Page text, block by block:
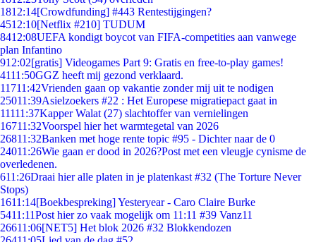
1812:14[Crowdfunding] #443 Rentestijgingen?
4512:10[Netflix #210] TUDUM
8412:08UEFA kondigt boycot van FIFA-competities aan vanwege
plan Infantino
912:02[gratis] Videogames Part 9: Gratis en free-to-play games!
4111:50GGZ heeft mij gezond verklaard.
11711:42Vrienden gaan op vakantie zonder mij uit te nodigen
25011:39Asielzoekers #22 : Het Europese migratiepact gaat in
11111:37Kapper Walat (27) slachtoffer van vernielingen
16711:32Voorspel hier het warmtegetal van 2026
26811:32Banken met hoge rente topic #95 - Dichter naar de 0
24011:26Wie gaan er dood in 2026?Post met een vleugje cynisme de
overledenen.
611:26Draai hier alle platen in je platenkast #32 (The Torture Never
Stops)
1611:14[Boekbespreking] Yesteryear - Caro Claire Burke
5411:11Post hier zo vaak mogelijk om 11:11 #39 Vanz11
26611:06[NET5] Het blok 2026 #32 Blokkendozen